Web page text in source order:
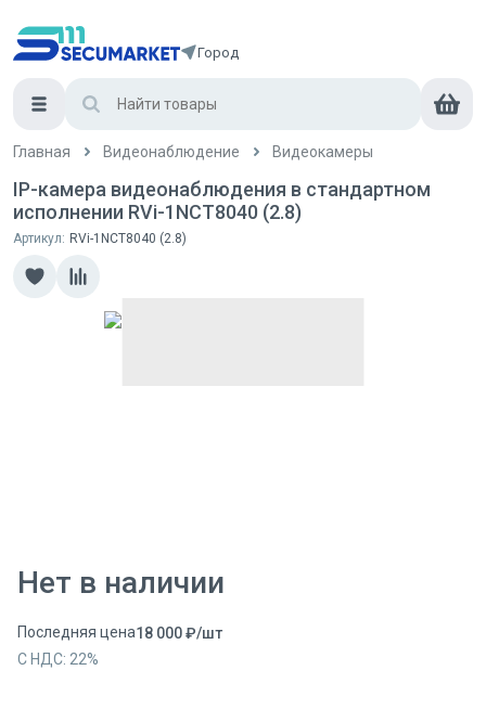
Город
Главная Видеонаблюдение Видеокамеры
IP-камера видеонаблюдения в стандартном
исполнении RVi-1NCT8040 (2.8)
Артикул: RVi-1NCT8040 (2.8)
Нет в наличии
Последняя цена18 000₽/шт
С НДС: 22%